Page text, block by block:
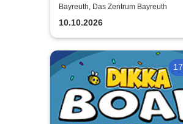
Stefan Eichner | Musik-
Kabarett, Komik und
Bayreuth, Das Zentrum Bayreuth
10.10.2026